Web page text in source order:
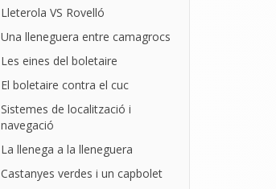
Lleterola VS Rovelló
Una lleneguera entre camagrocs
Les eines del boletaire
El boletaire contra el cuc
Sistemes de localització i
navegació
La llenega a la lleneguera
Castanyes verdes i un capbolet